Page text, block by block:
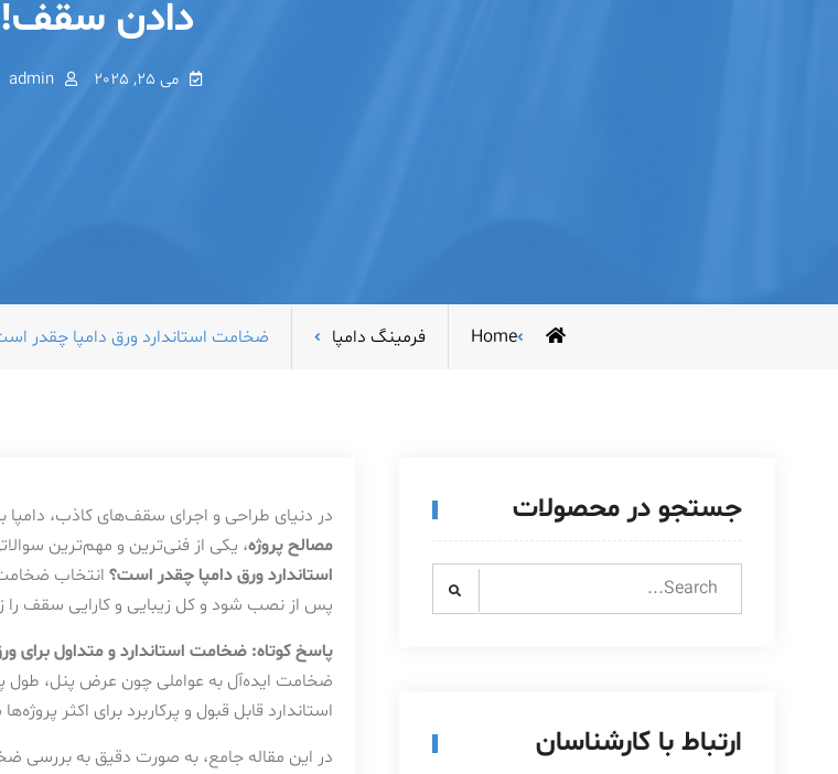
دادن سقف!
می 25, 2025 admin
Home فرمینگ دامپا ضخامت استاندارد ورق دامپا چقدر
در دنیای طراحی و اجرای سقف‌های کاذب، دامپا
مصالح پروژه، یکی از فنی‌ترین و مهم‌ترین
استاندارد ورق دامپا چقدر است؟ انتخاب
پس از نصب شود و کل زیبایی و کارایی سقف را
پاسخ کوتاه: ضخامت استاندارد و متداول برای ورق دامپا
ضخامت ایده‌آل به عواملی چون عرض پنل، طول
استاندارد قابل قبول و پرکاربرد برای اکثر
در این مقاله جامع، به صورت دقیق به بررسی
جستجو در محصولات
Search
ارتباط با کارشناسان